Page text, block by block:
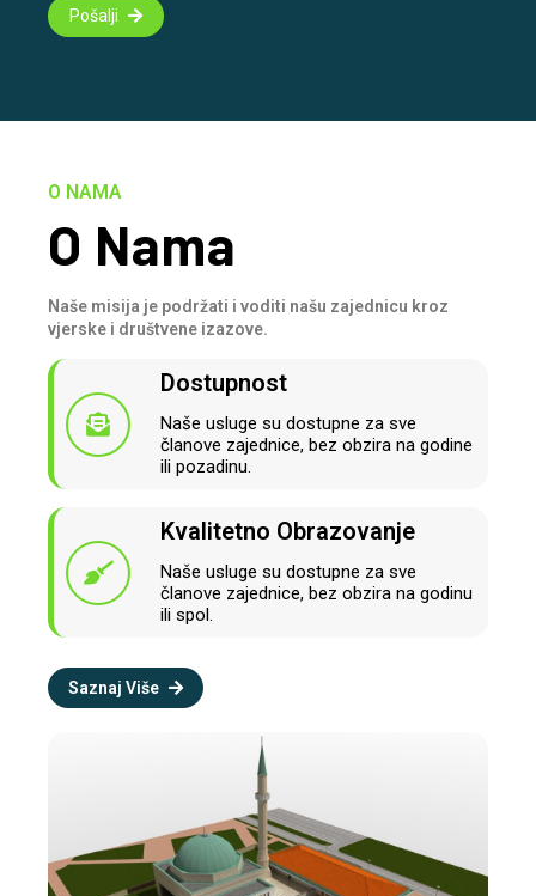
Pošalji
O NAMA
O Nama
Naše misija je podržati i voditi našu zajednicu kroz
vjerske i društvene izazove.
Dostupnost
Naše usluge su dostupne za sve
članove zajednice, bez obzira na godine
ili pozadinu.
Kvalitetno Obrazovanje
Naše usluge su dostupne za sve
članove zajednice, bez obzira na godinu
ili spol.
Saznaj Više